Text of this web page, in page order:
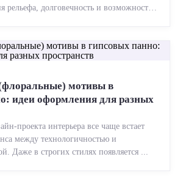
рельефа, долговечность и возможность
мотивы в
идеи оформления для разных
проекта интерьера все чаще встает
между технологичностью и
Даже в строгих стилях появляется ...